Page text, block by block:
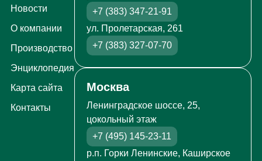
Новости
О компании
Производство
Энциклопедия
Карта сайта
Контакты
+7 (383) 347-21-91
ул. Пролетарская, 261
+7 (383) 327-07-70
Москва
Ленинградское шоссе, 25,
цокольный этаж
+7 (495) 145-23-11
р.п. Горки Ленинские, Каширское